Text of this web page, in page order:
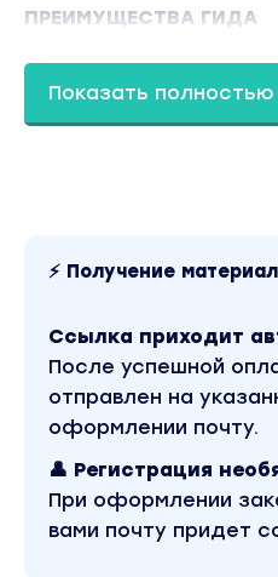
ПРЕИМУЩЕСТВА ГИДА
подтвердив
работы.
ГИД ПОДОЙДЕТ:
Риэлторам
Легкий и понятный в
поможет
проверить чистоту
продавца не упустив
детали проверки. Вы
Показать полностью
⚡ Получение
Ссылка приходит
После успешной
отправлен на
оформлении почту.
👤 Регистрация
При оформлении
вами почту придет